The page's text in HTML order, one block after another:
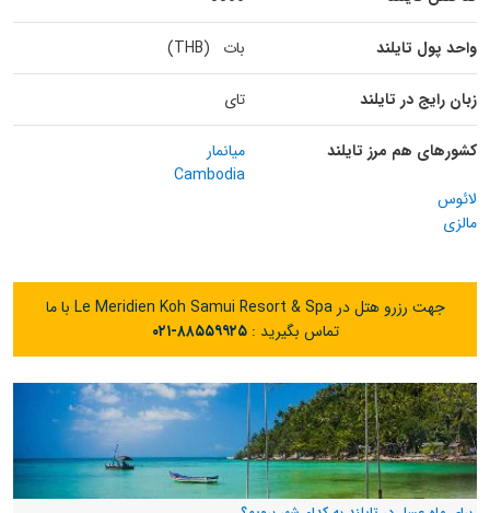
واحد پول تایلند بات (THB)
زبان رایج در تایلند تای
کشورهای هم مرز تایلند
میانمار
Cambodia
لائوس
مالزی
جهت رزرو هتل در Le Meridien Koh Samui Resort & Spa با ما
تماس بگیرید :۰۲۱-۸۸۵۵۹۹۲۵